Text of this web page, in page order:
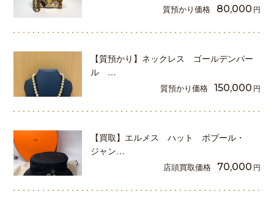
質預かり価格 80,000 円
【質預かり】ネックレス ゴールデンパー
ル …
質預かり価格 150,000 円
【買取】エルメス ハット ボブール・
ジャン…
店頭買取価格 70,000 円